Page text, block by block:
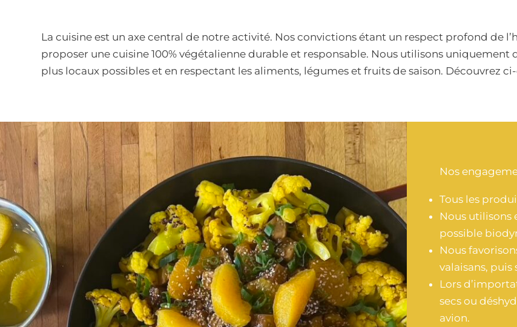
La cuisine est un axe central de notre activité. Nos convictions étant un respect profond de
proposer une cuisine 100% végétalienne durable et responsable. Nous utilisons
plus locaux possibles et en respectant les aliments, légumes et fruits de saison. Découvrez
Nos
Tous les
Nous utilisons
possible
Nous
valaisans, puis
Lors
secs ou
avion.